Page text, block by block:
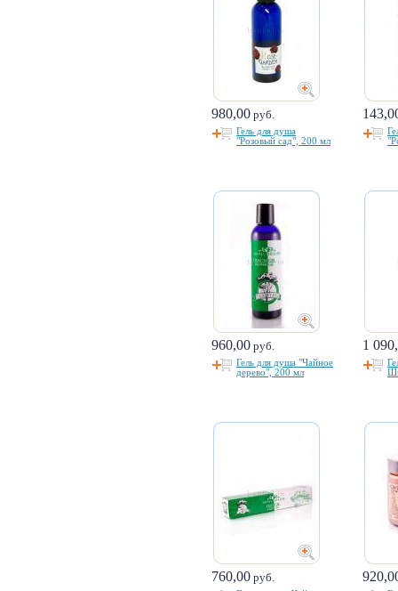
980,00 руб.
Гель для душа
"Розовый сад", 200 мл
960,00 руб.
Гель для душа "Чайное
дерево", 200 мл
1
760,00 руб.